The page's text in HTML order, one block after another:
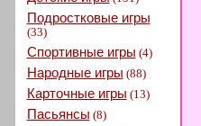
Подростковые игры
(33)
Спортивные игры (4)
Народные игры (88)
Карточные игры (13)
Пасьянсы (8)